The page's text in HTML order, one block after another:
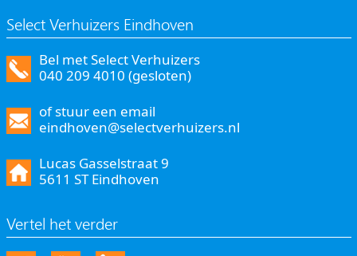
Select Verhuizers Eindhoven
Bel met Select Verhuizers
040 209 4010 (gesloten)
of stuur een email
eindhoven@selectverhuizers.nl
Lucas Gasselstraat 9
5611 ST Eindhoven
Vertel het verder